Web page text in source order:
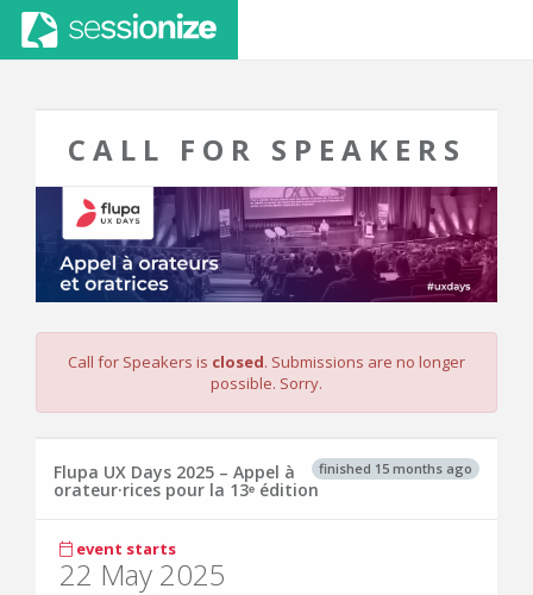
CALL FOR SPEAKERS
Call for Speakers is closed. Submissions are no longer
possible. Sorry.
finished 15 months ago
Flupa UX Days 2025 – Appel à
orateur·rices pour la 13ᵉ édition
event starts
22 May 2025